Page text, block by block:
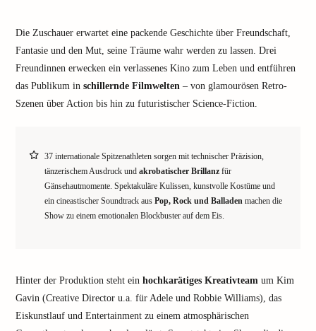
Die Zuschauer erwartet eine packende Geschichte über Freundschaft,
Fantasie und den Mut, seine Träume wahr werden zu lassen. Drei
Freundinnen erwecken ein verlassenes Kino zum Leben und entführen
das Publikum in schillernde Filmwelten – von glamourösen Retro-
Szenen über Action bis hin zu futuristischer Science-Fiction.
37 internationale Spitzenathleten sorgen mit technischer Präzision,
tänzerischem Ausdruck und akrobatischer Brillanz für
Gänsehautmomente. Spektakuläre Kulissen, kunstvolle Kostüme und
ein cineastischer Soundtrack aus Pop, Rock und Balladen machen die
Show zu einem emotionalen Blockbuster auf dem Eis.
Hinter der Produktion steht ein hochkarätiges Kreativteam um Kim
Gavin (Creative Director u.a. für Adele und Robbie Williams), das
Eiskunstlauf und Entertainment zu einem atmosphärischen